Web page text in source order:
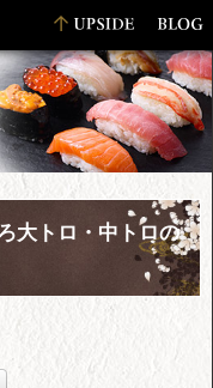
大トロ・中トロの